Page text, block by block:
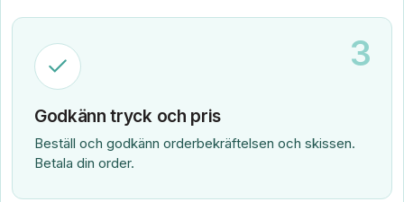
3
Godkänn tryck och pris
Beställ och godkänn orderbekräftelsen och skissen.
Betala din order.